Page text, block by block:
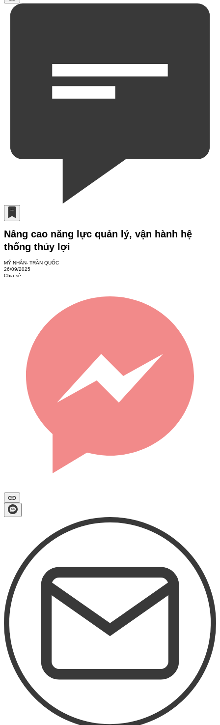
Nâng cao năng lực quản lý, vận hành hệ
thống thủy lợi
MỸ NHÂN- TRẦN QUỐC
26/09/2025
Chia sẻ